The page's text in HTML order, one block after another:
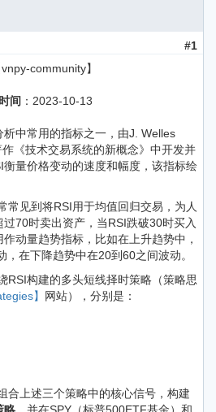
#1
community】
间 ：2023-10-13
中常用的指标之一，由J. Welles
《技术交易系统的新概念》中开发并
量价格变动的速度和幅度，该指标绘
常见到将RSI用于均值回归交易，为人
70时卖出资产，当RSI跌破30时买入
动量趋势指标，比如在上升趋势中，
在下降趋势中在20到60之间波动。
RSI构建的多头短线择时策略（策略思
】 网站），分别是：
合上述三个策略中的核心信号，构建